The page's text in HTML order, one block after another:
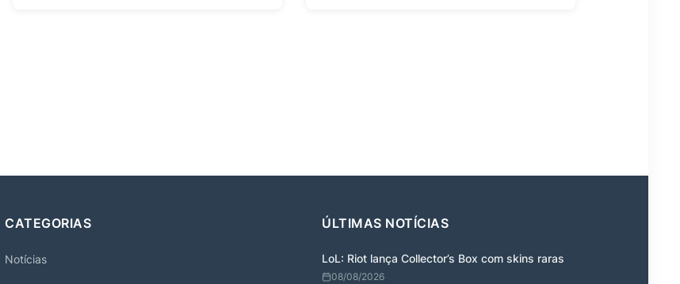
CATEGORIAS
Notícias
ÚLTIMAS NOTÍCIAS
LoL: Riot lança Collector’s Box com skins raras
08/08/2026